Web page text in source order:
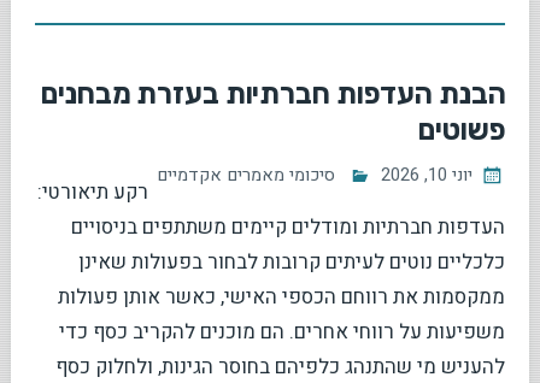
הבנת העדפות חברתיות בעזרת מבחנים
פשוטים
יוני 10, 2026 סיכומי מאמרים אקדמיים
רקע תיאורטי:
העדפות חברתיות ומודלים קיימים משתתפים בניסויים
כלכליים נוטים לעיתים קרובות לבחור בפעולות שאינן
ממקסמות את רווחם הכספי האישי, כאשר אותן פעולות
משפיעות על רווחי אחרים. הם מוכנים להקריב כסף כדי
להעניש מי שהתנהג כלפיהם בחוסר הגינות, ולחלוק כסף